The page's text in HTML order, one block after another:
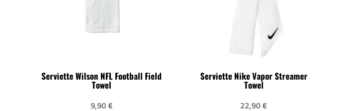
Serviette Wilson NFL Football Field
Towel
9,90 €
Serviette Nike Vapor Streamer
Towel
22,90 €